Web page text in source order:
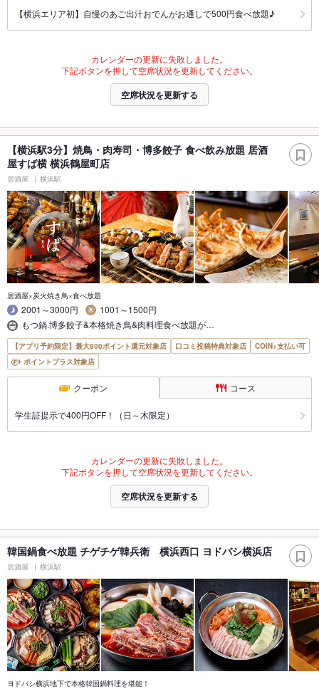
【横浜エリア初】自慢のあご出汁おでんがお通しで500円食べ放題♪
カレンダーの更新に失敗しました。
下記ボタンを押して空席状況を更新してください。
空席状況を更新する
【横浜駅3分】焼鳥・肉寿司・博多餃子 食べ飲み放題 居酒
屋すば横 横浜鶴屋町店
居酒屋 横浜駅
居酒屋×炭火焼き鳥×食べ放題
2001～3000円
1001～1500円
もつ鍋.博多餃子&本格焼き鳥&肉料理食べ放題が…
【アプリ予約限定】最大800ポイント還元対象店 口コミ投稿特典対象店
COIN+支払い可
ポイントプラス対象店
クーポン コース
学生証提示で400円OFF！（日～木限定）
カレンダーの更新に失敗しました。
下記ボタンを押して空席状況を更新してください。
空席状況を更新する
韓国鍋食べ放題 チゲチゲ韓兵衛 横浜西口 ヨドバシ横浜店
居酒屋 横浜駅
ヨドバシ横浜地下で本格韓国鍋料理を堪能！